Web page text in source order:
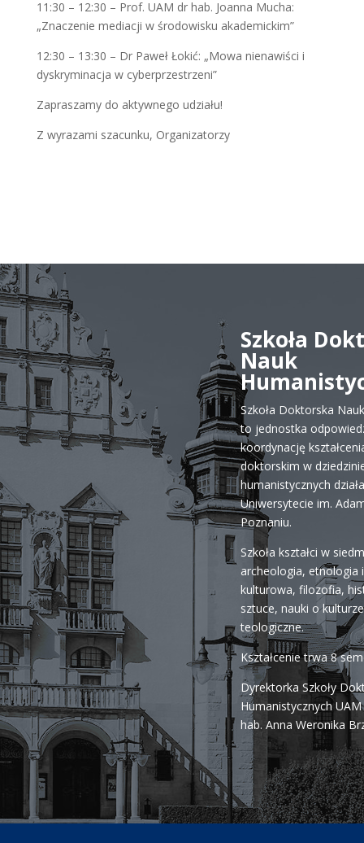
11:30 – 12:30 – Prof. UAM dr hab. Joanna Mucha:
„Znaczenie mediacji w środowisku akademickim”
12:30 – 13:30 – Dr Paweł Łokić: „Mowa nienawiści i
dyskryminacja w cyberprzestrzeni”
Zapraszamy do aktywnego udziału!
Z wyrazami szacunku, Organizatorzy
Szkoła
Nauk
Szkoła Doktorska
to jednostka
koordynację
doktorskim w
humanistycznych
Uniwersytecie im.
Poznaniu.
Szkoła kształci w
archeologia, etnologia
kulturowa, filozofia,
sztuce, nauki o
teologiczne.
Kształcenie trwa 8
Dyrektorka Szkoły
Humanistycznych
hab. Anna Weronika